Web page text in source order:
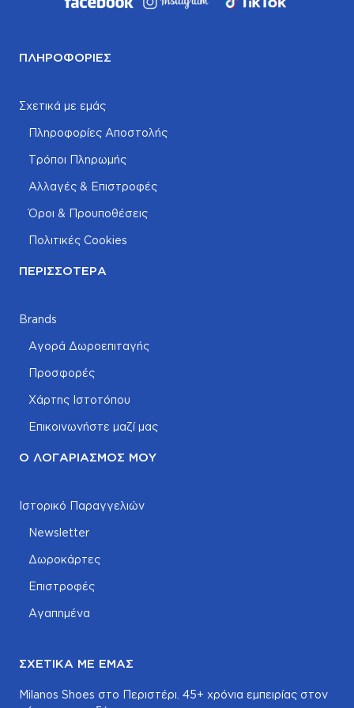
ΠΛΗΡΟΦΟΡΊΕΣ
Σχετικά με εμάς
Πληροφορίες Αποστολής
Τρόποι Πληρωμής
Αλλαγές & Επιστροφές
Όροι & Προυποθέσεις
Πολιτικές Cookies
ΠΕΡΙΣΣΌΤΕΡΑ
Brands
Αγορά Δωροεπιταγής
Προσφορές
Χάρτης Ιστοτόπου
Επικοινωνήστε μαζί μας
Ο ΛΟΓΑΡΙΑΣΜΌΣ ΜΟΥ
Ιστορικό Παραγγελιών
Newsletter
Δωροκάρτες
Επιστροφές
Αγαπημένα
ΣΧΕΤΙΚΆ ΜΕ ΕΜΆΣ
Milanos Shoes στο Περιστέρι. 45+ χρόνια εμπειρίας στον